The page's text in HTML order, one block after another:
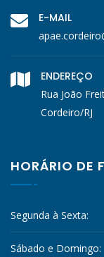
E-MAIL
ENDEREÇO
Rua João
Cordeiro/RJ
HORÁRIO DE
Segunda à Sexta:
Sábado e Domingo: